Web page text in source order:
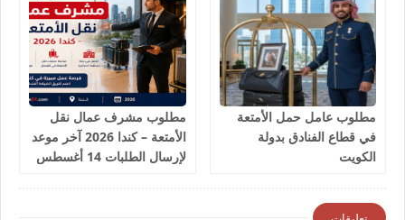
مطلوب عامل حمل الأمتعة
في قطاع الفنادق بدولة
الكويت
مطلوب مشرف عمال نقل
الأمتعة – كندا 2026 آخر موعد
لإرسال الطلبات 14 أغسطس